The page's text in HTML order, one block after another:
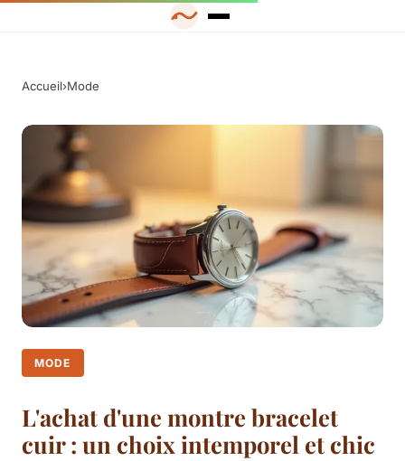
Accueil›Mode
MODE
L'achat d'une montre bracelet
cuir : un choix intemporel et chic